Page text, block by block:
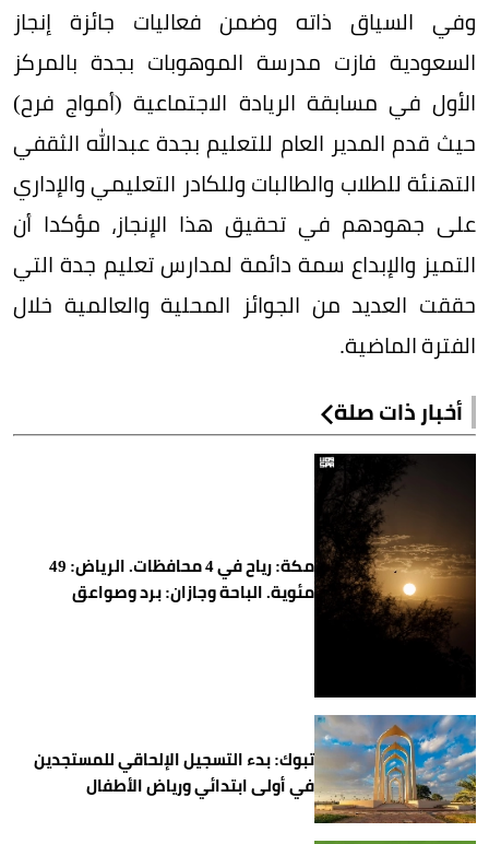
وفي السياق ذاته وضمن فعاليات جائزة إنجاز
السعودية فازت مدرسة الموهوبات بجدة بالمركز
الأول في مسابقة الريادة الاجتماعية (أمواج فرح)
حيث قدم المدير العام للتعليم بجدة عبدالله الثقفي
التهنئة للطلاب والطالبات وللكادر التعليمي والإداري
على جهودهم في تحقيق هذا الإنجاز، مؤكدا أن
التميز والإبداع سمة دائمة لمدارس تعليم جدة التي
حققت العديد من الجوائز المحلية والعالمية خلال
الفترة الماضية.
أخبار ذات صلة
مكة: رياح في 4 محافظات. الرياض: 49
مئوية. الباحة وجازان: برد وصواعق
تبوك: بدء التسجيل الإلحاقي للمستجدين
في أولى ابتدائي ورياض الأطفال